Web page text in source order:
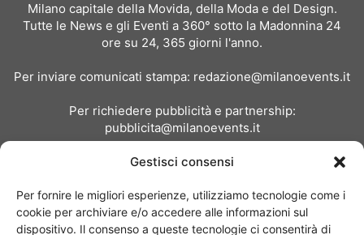
Gestisci consensi
Per fornire le migliori esperienze, utilizziamo tecnologie come i
cookie per archiviare e/o accedere alle informazioni sul
dispositivo. Il consenso a queste tecnologie ci consentirà di
Milano capitale della Movida, della Moda e del Design.
Tutte le News e gli Eventi a 360° sotto la Madonnina 24
ore su 24, 365 giorni l'anno.
Per inviare comunicati stampa: redazione@milanoevents.it
Per richiedere pubblicità e partnership:
pubblicita@milanoevents.it